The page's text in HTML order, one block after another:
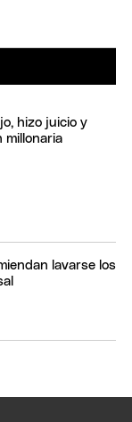
hizo juicio y
millonaria
lavarse los